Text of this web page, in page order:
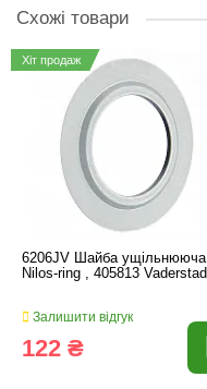
Схожі товари
Хіт продаж
6206JV Шайба ущільнююча
Nilos-ring , 405813 Vaderstad
Залишити відгук
122 ₴